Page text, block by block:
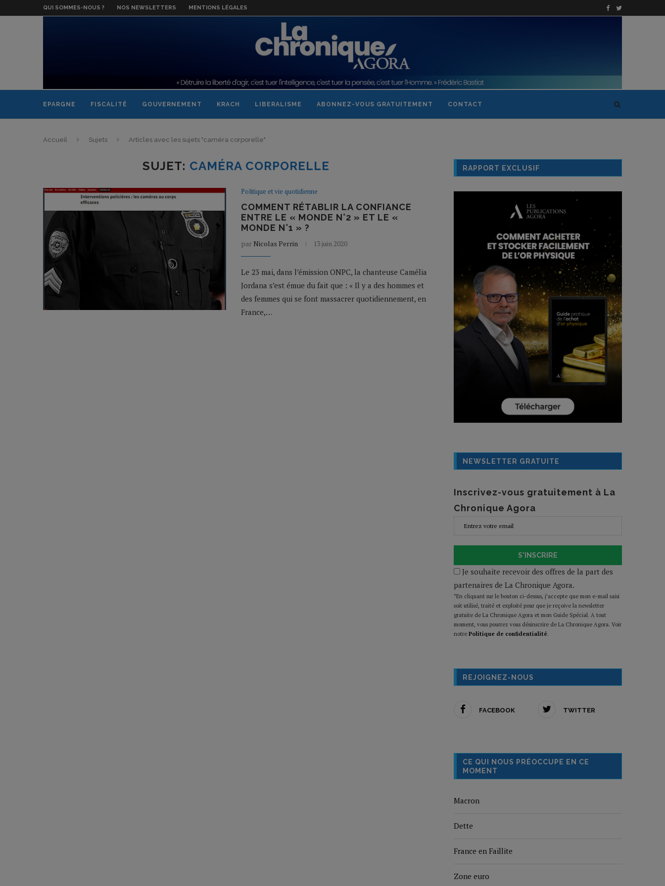
QUI SOMMES-NOUS ? NOS NEWSLETTERS MENTIONS LÉGALES
EPARGNE FISCALITÉ GOUVERNEMENT KRACH LIBERALISME ABONNEZ-VOUS GRATUITEMENT CONTACT
Accueil Sujets Articles avec les sujets "caméra corporelle"
SUJET: CAMÉRA CORPORELLE
Politique et vie quotidienne
COMMENT RÉTABLIR LA CONFIANCE
ENTRE LE « MONDE N°2 » ET LE «
MONDE N°1 » ?
par Nicolas Perrin 13 juin 2020
Le 23 mai, dans l’émission ONPC, la chanteuse Camélia
Jordana s’est émue du fait que : « Il y a des hommes et
des femmes qui se font massacrer quotidiennement, en
France,…
RAPPORT EXCLUSIF
NEWSLETTER GRATUITE
Inscrivez-vous gratuitement à La
Chronique Agora
S'INSCRIRE
Je souhaite recevoir des offres de la part des
partenaires de La Chronique Agora.
*En cliquant sur le bouton ci-dessus, j’accepte que mon e-mail saisi
soit utilisé, traité et exploité pour que je reçoive la newsletter
gratuite de La Chronique Agora et mon Guide Spécial. A tout
moment, vous pourrez vous désinscrire de La Chronique Agora. Voir
notre Politique de confidentialité.
REJOIGNEZ-NOUS
FACEBOOK TWITTER
CE QUI NOUS PRÉOCCUPE EN CE
MOMENT
Macron
Dette
France en Faillite
Zone euro